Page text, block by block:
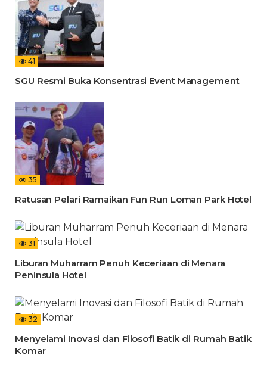
41
SGU Resmi Buka Konsentrasi Event Management
35
Ratusan Pelari Ramaikan Fun Run Loman Park Hotel
31
Liburan Muharram Penuh Keceriaan di Menara
Peninsula Hotel
32
Menyelami Inovasi dan Filosofi Batik di Rumah Batik
Komar